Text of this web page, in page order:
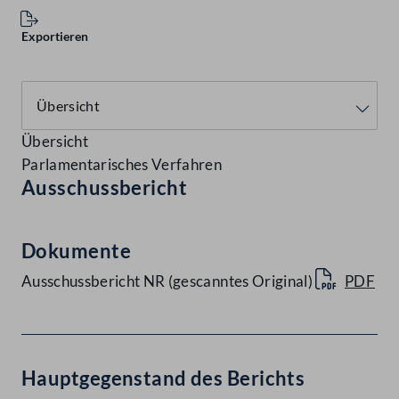
Exportieren
Übersicht
Parlamentarisches Verfahren
Ausschussbericht
Dokumente
Ausschussbericht NR (gescanntes Original) PDF
Hauptgegenstand des Berichts